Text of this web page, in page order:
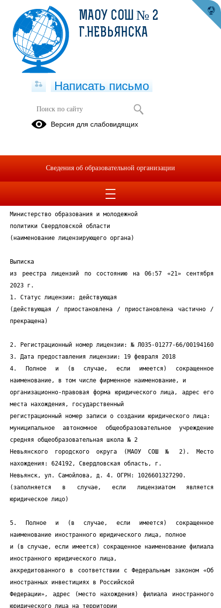
Реестровая выписка
Опубликовано на сайте
21 сентября 2023
Министерство образования и молодежной
политики Свердловской области
(наименование лицензирующего органа)
Выписка
из реестра лицензий по состоянию на 06:57 «21» сентября
2023 г.
1. Статус лицензии: действующая
(действующая / приостановлена / приостановлена частично /
прекращена)
2. Регистрационный номер лицензии: № Л035-01277-66/00194160
3. Дата предоставления лицензии: 19 февраля 2018
4. Полное и (в случае, если имеется) сокращенное
наименование, в том числе фирменное наименование, и
организационно-правовая форма юридического лица, адрес его
места нахождения, государственный
регистрационный номер записи о создании юридического лица:
муниципальное автономное общеобразовательное учреждение
средняя общеобразовательная школа № 2
Невьянского городского округа (МАОУ СОШ № 2). Место
нахождения: 624192, Свердловская область, г.
Невьянск, ул. Самойлова, д. 4. ОГРН: 1026601327290.
(заполняется в случае, если лицензиатом является
юридическое лицо)
5. Полное и (в случае, если имеется) сокращенное
наименование иностранного юридического лица, полное
и (в случае, если имеется) сокращенное наименование филиала
иностранного юридического лица,
аккредитованного в соответствии с Федеральным законом «Об
иностранных инвестициях в Российской
Федерации», адрес (место нахождения) филиала иностранного
юридического лица на территории
МАОУ СОШ № 2
Г.НЕВЬЯНСКА
Написать письмо
Версия для слабовидящих
Сведения об образовательной организации